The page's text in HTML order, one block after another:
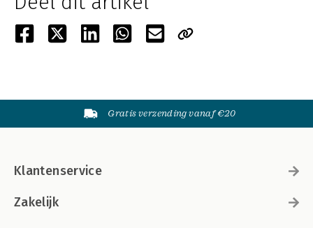
Gratis verzending vanaf €20
Klantenservice
Zakelijk